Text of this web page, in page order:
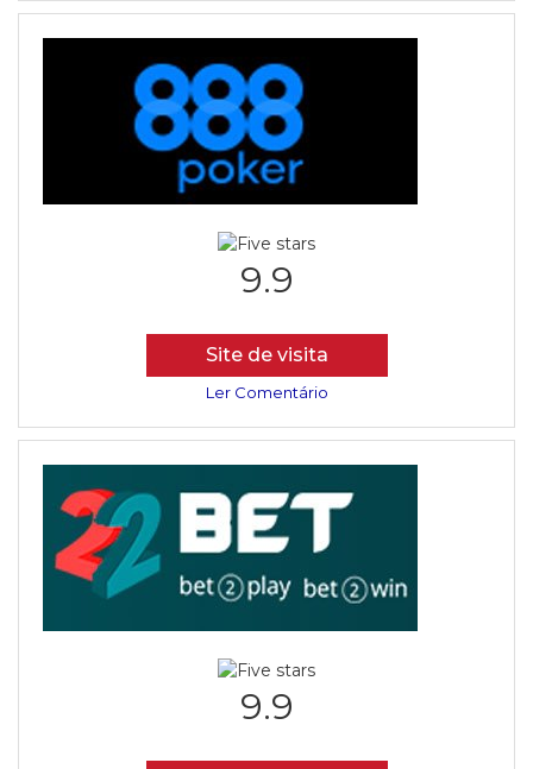
9.9
Site de visita
Ler Comentário
9.9